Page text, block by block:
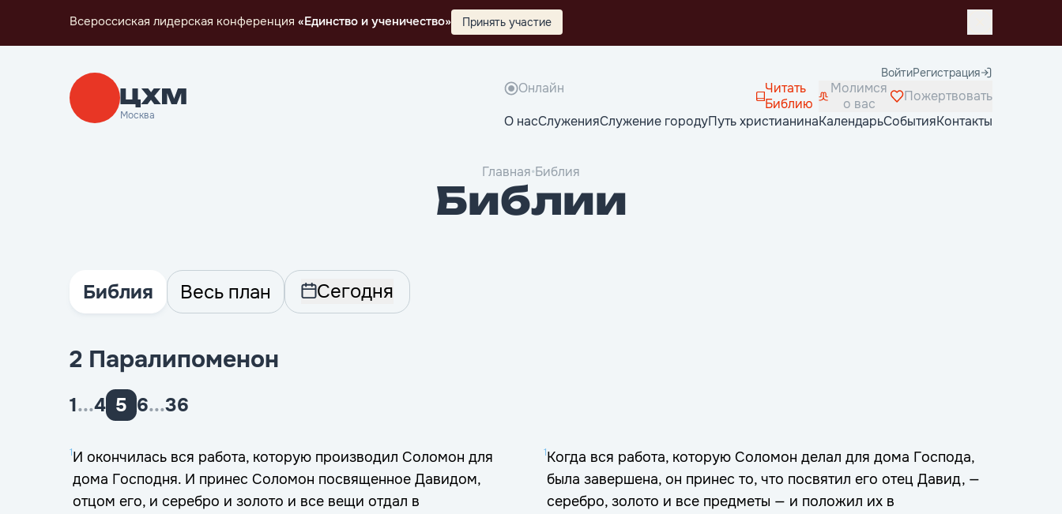
Всероссиская лидерская конференция «Единство и ученичество» Принять участие
Москва
ВойтиРегистрация
Онлайн
Читать
Библию
Молимся
о вас
Пожертвовать
О насСлуженияСлужение городуПуть христианинаКалендарьСобытияКонтакты
Главная•Библия
Библии
Библия Весь план Сегодня
2 Паралипоменон
1...4 5 6...36
1И окончилась вся работа, которую производил Соломон для
дома Господня. И принес Соломон посвященное Давидом,
отцом его, и серебро и золото и все вещи отдал в
1Когда вся работа, которую Соломон делал для дома Господа,
была завершена, он принес то, что посвятил его отец Давид, —
серебро, золото и все предметы — и положил их в